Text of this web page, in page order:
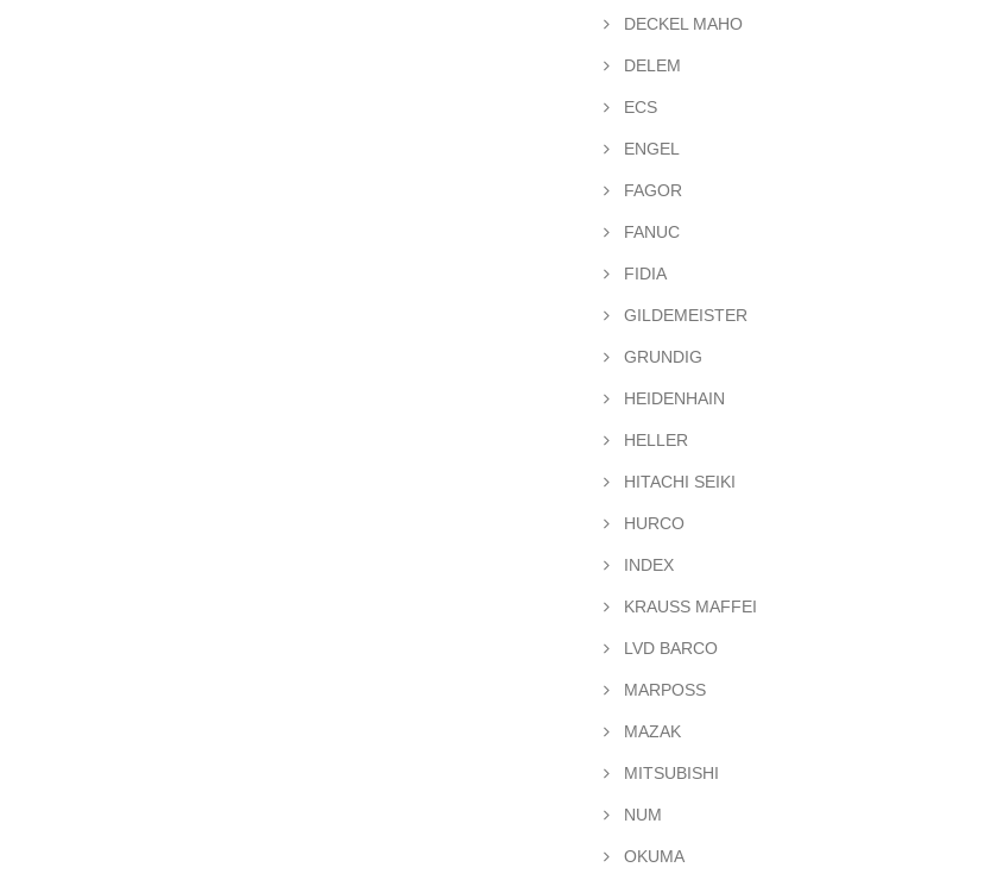
DECKEL MAHO
DELEM
ECS
ENGEL
FAGOR
FANUC
FIDIA
GILDEMEISTER
GRUNDIG
HEIDENHAIN
HELLER
HITACHI SEIKI
HURCO
INDEX
KRAUSS MAFFEI
LVD BARCO
MARPOSS
MAZAK
MITSUBISHI
NUM
OKUMA